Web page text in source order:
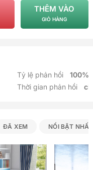
THÊM VÀO
GIỎ HÀNG
Tỷ lệ phản hồi
100%
Thời gian phản hồi
ĐÃ XEM NỔI BẬT NHẤT